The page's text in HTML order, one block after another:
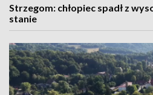
Strzegom: chłopiec spadł z
stanie